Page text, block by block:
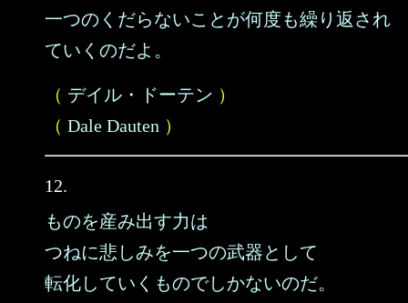
一つのくだらないことが何度も繰り返され
ていくのだよ。
（ デイル・ドーテン ）
（ Dale Dauten ）
12.
ものを産み出す力は
つねに悲しみを一つの武器として
転化していくものでしかないのだ。